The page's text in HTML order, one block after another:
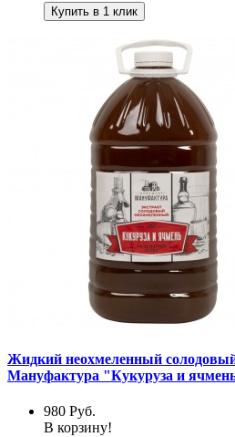
Купить в 1 клик
Жидкий неохмеленный
Мануфактура "Кукуруза и
980 Руб.
В корзину!